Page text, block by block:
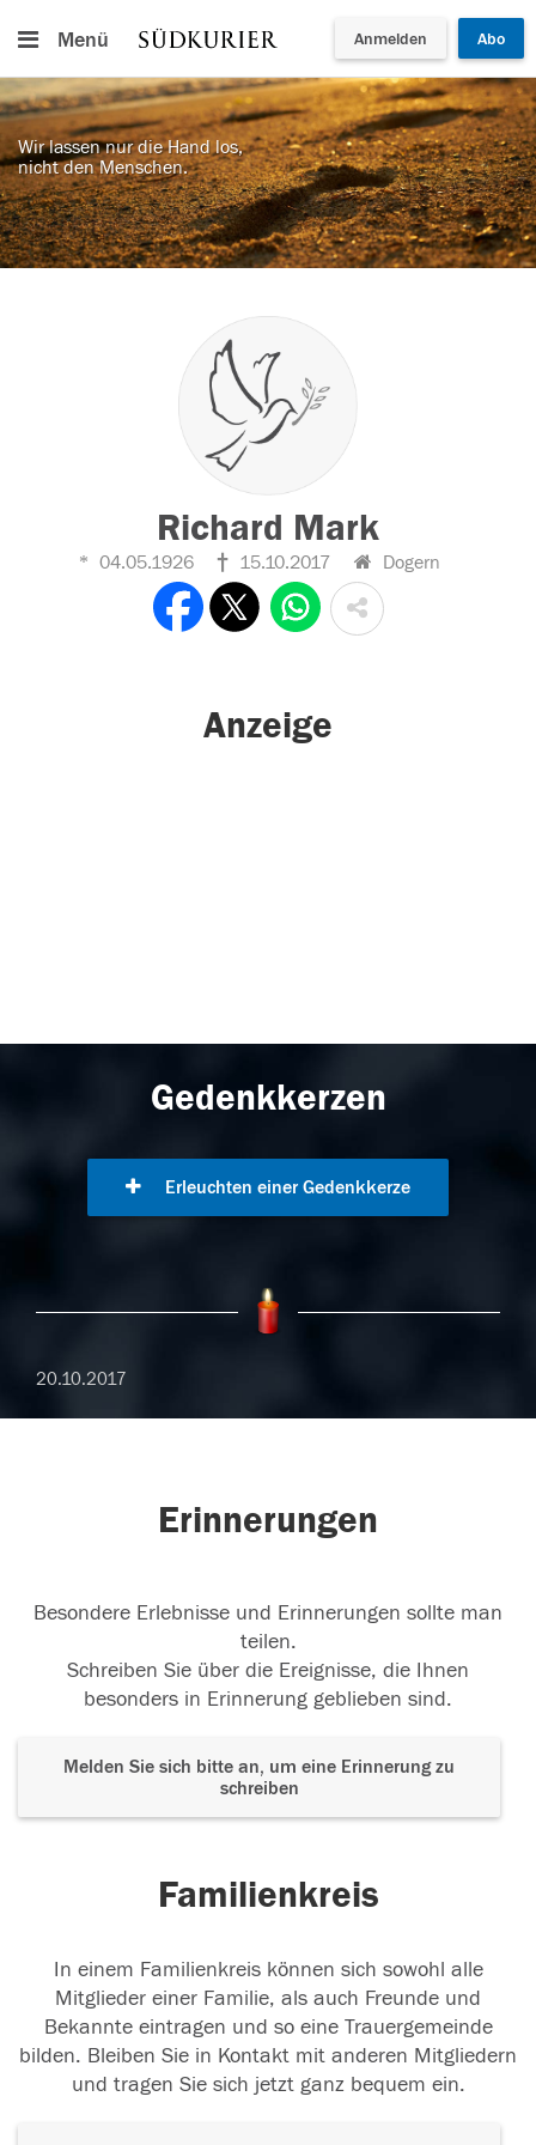
Menü Anmelden Abo
Wir lassen nur die Hand los,
nicht den Menschen.
Richard Mark
04.05.1926 15.10.2017 Dogern
Anzeige
Gedenkkerzen
Erleuchten einer Gedenkkerze
20.10.2017
Erinnerungen
Besondere Erlebnisse und Erinnerungen sollte man
teilen.
Schreiben Sie über die Ereignisse, die Ihnen
besonders in Erinnerung geblieben sind.
Melden Sie sich bitte an, um eine Erinnerung zu
schreiben
Familienkreis
In einem Familienkreis können sich sowohl alle
Mitglieder einer Familie, als auch Freunde und
Bekannte eintragen und so eine Trauergemeinde
bilden. Bleiben Sie in Kontakt mit anderen Mitgliedern
und tragen Sie sich jetzt ganz bequem ein.